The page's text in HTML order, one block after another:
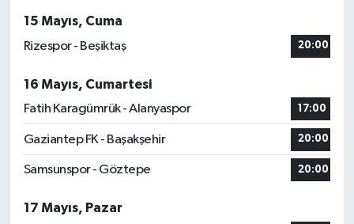
15 Mayıs, Cuma
Rizespor - Beşiktaş
20:00
16 Mayıs, Cumartesi
Fatih Karagümrük - Alanyaspor
17:00
Gaziantep FK - Başakşehir 20:00
Samsunspor - Göztepe 20:00
17 Mayıs, Pazar